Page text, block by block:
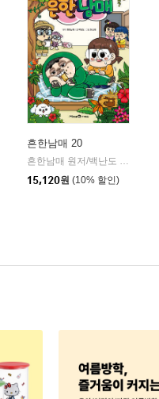
| 미래엔아이세움
| 학산키즈
흔한남매 20
흔한남매 원저/백난도 글/유난희 그림/흔한컴퍼니 감수
15,120원 (10% 할인)